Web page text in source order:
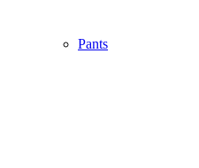
Pants